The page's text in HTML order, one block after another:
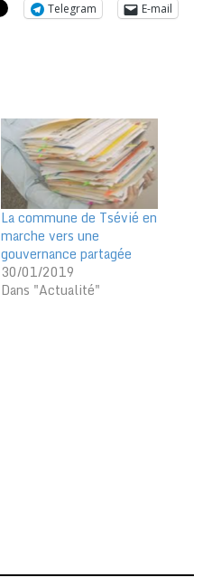
Telegram
E-mail
La commune de Tsévié en
marche vers une
gouvernance partagée
30/01/2019
Dans "Actualité"